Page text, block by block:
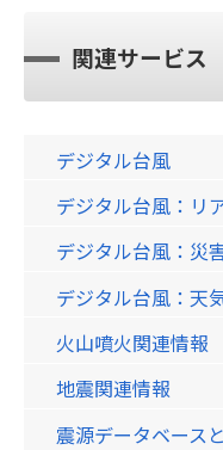
関連サービス
デジタル台風
デジタル台風：リ
デジタル台風：災
デジタル台風：天
火山噴火関連情報
地震関連情報
震源データベース